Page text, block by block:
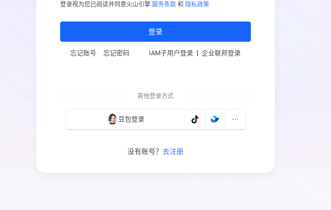
登录视为您已阅读并同意火山引擎 服务条款 和 隐私政策
登录
忘记账号 忘记密码 IAM子用户登录 | 企业联邦登录
其他登录方式
豆包登录
没有账号？ 去注册